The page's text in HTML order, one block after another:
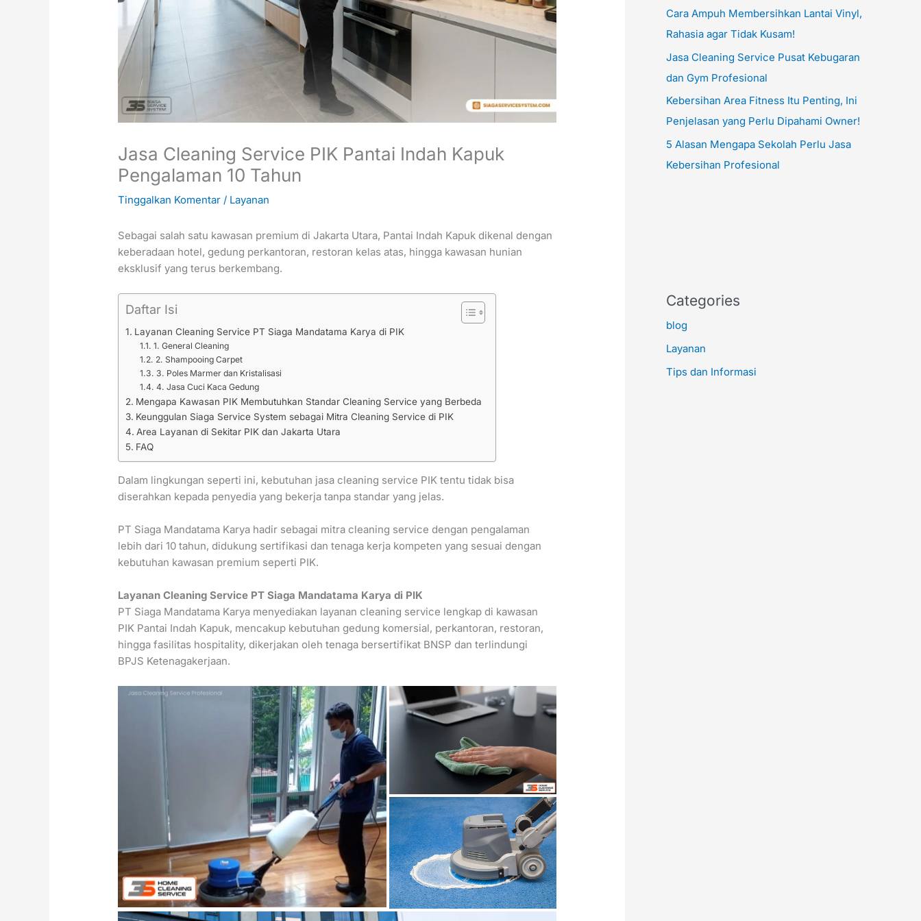
Jasa Cleaning Service PIK Pantai Indah Kapuk
Pengalaman 10 Tahun
Tinggalkan Komentar / Layanan
Sebagai salah satu kawasan premium di Jakarta Utara, Pantai Indah Kapuk dikenal dengan
keberadaan hotel, gedung perkantoran, restoran kelas atas, hingga kawasan hunian
eksklusif yang terus berkembang.
Daftar Isi
Layanan Cleaning Service PT Siaga Mandatama Karya di PIK
1. General Cleaning
2. Shampooing Carpet
3. Poles Marmer dan Kristalisasi
4. Jasa Cuci Kaca Gedung
Mengapa Kawasan PIK Membutuhkan Standar Cleaning Service yang Berbeda
Keunggulan Siaga Service System sebagai Mitra Cleaning Service di PIK
Area Layanan di Sekitar PIK dan Jakarta Utara
FAQ
Dalam lingkungan seperti ini, kebutuhan jasa cleaning service PIK tentu tidak bisa
diserahkan kepada penyedia yang bekerja tanpa standar yang jelas.
PT Siaga Mandatama Karya hadir sebagai mitra cleaning service dengan pengalaman
lebih dari 10 tahun, didukung sertifikasi dan tenaga kerja kompeten yang sesuai dengan
kebutuhan kawasan premium seperti PIK.
Layanan Cleaning Service PT Siaga Mandatama Karya di PIK
PT Siaga Mandatama Karya menyediakan layanan cleaning service lengkap di kawasan
PIK Pantai Indah Kapuk, mencakup kebutuhan gedung komersial, perkantoran, restoran,
hingga fasilitas hospitality, dikerjakan oleh tenaga bersertifikat BNSP dan terlindungi
BPJS Ketenagakerjaan.
Cara Ampuh Membersihkan Lantai Vinyl,
Rahasia agar Tidak Kusam!
Jasa Cleaning Service Pusat Kebugaran
dan Gym Profesional
Kebersihan Area Fitness Itu Penting, Ini
Penjelasan yang Perlu Dipahami Owner!
5 Alasan Mengapa Sekolah Perlu Jasa
Kebersihan Profesional
Categories
blog
Layanan
Tips dan Informasi